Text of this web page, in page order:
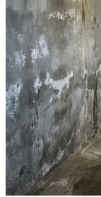
alvorlig
forårsage:
Allergiske
Forværring af
træthed og
eksem.
kroniske
med nedsat
kan se eller
for høj. Kontakt
70 60 30 04.
Indhent tilbudRing